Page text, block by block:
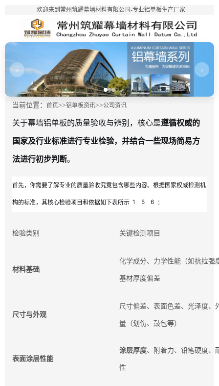
欢迎来到常州筑耀幕墙材料有限公司-专业铝单板生产厂家
‹ ›
当前位置： 首页>>铝单板资讯>>公司资讯
关于幕墙铝单板的质量验收与辨别，核心是遵循权威的
国家及行业标准进行专业检验，并结合一些现场简易方
法进行初步判断。
首先，你需要了解专业的质量验收究竟包含哪些内容。根据国家权威检测机
构的标准，其核心检验项目和依据如下表所示 1 5 6 ：
检验类别 关键检测项目
材料基础
化学成分、力学性能（如抗拉强
基材厚度偏差
尺寸与外观
尺寸偏差、表面色差、光泽度、
量（划伤、鼓包等）
表面涂层性能
涂层厚度、附着力、铅笔硬度、
性